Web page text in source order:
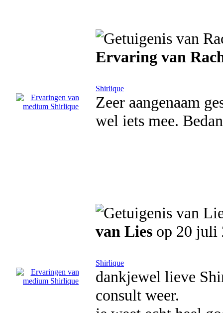
Ervaring van
Shirlique
Zeer aangenaam
wel iets mee.
van Lies op 20 juli
Shirlique
dankjewel lieve
consult weer.